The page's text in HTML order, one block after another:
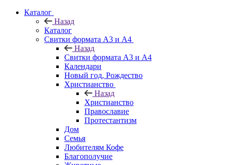
Каталог
Назад
Каталог
Свитки формата А3 и А4
Назад
Свитки формата А3 и А4
Календари
Новый год, Рождество
Христианство
Назад
Христианство
Православие
Протестантизм
Дом
Семья
Любителям Кофе
Благополучие